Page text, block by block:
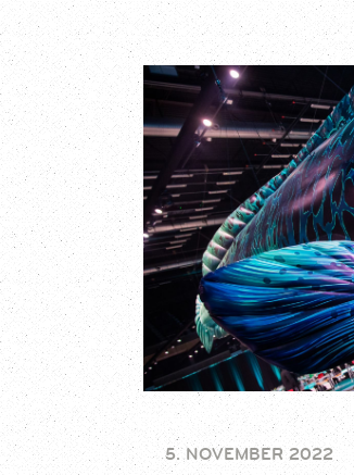
5. NOVEMBER 2022